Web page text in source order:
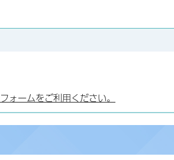
ームをご利用ください。